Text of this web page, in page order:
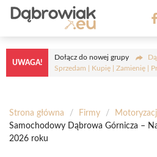
Przejdź
treści
UWAGA!
Dołącz do nowej grupy
Sprzedam | Kupię | Zamienię |
Strona główna / Firmy /
Samochodowy Dąbrowa Górnicza –
2026 roku